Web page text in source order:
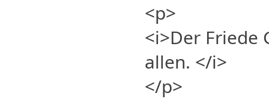
<p>
<i>Der Friede
allen. </i>
</p>